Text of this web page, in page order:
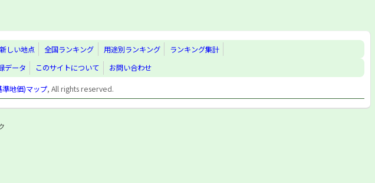
新しい地点 全国ランキング 用途別ランキング
ランキング集計
データ このサイトについて
お問い合わせ
地価)マップ, All rights reserved.